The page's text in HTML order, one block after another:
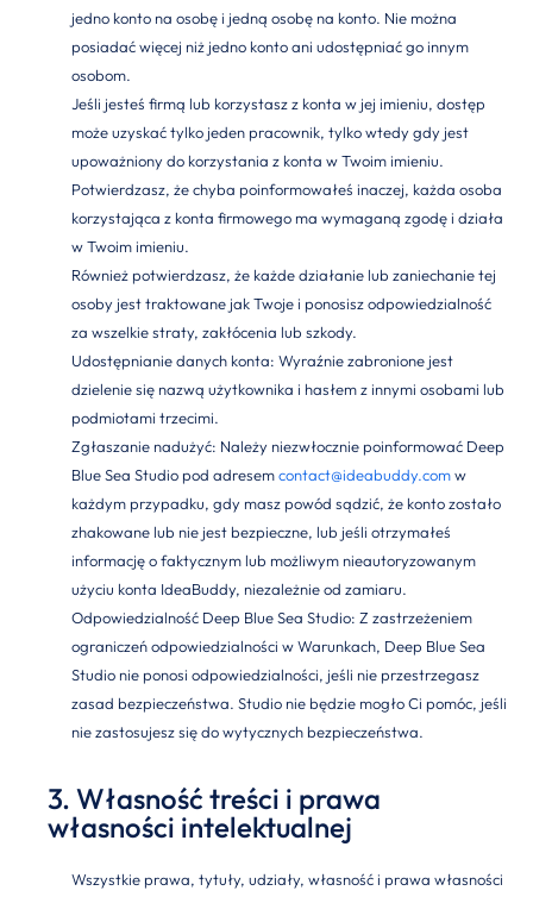
jedno konto na osobę i jedną osobę na konto. Nie można
posiadać więcej niż jedno konto ani udostępniać go innym
osobom.
Jeśli jesteś firmą lub korzystasz z konta w jej imieniu, dostęp
może uzyskać tylko jeden pracownik, tylko wtedy gdy jest
upoważniony do korzystania z konta w Twoim imieniu.
Potwierdzasz, że chyba poinformowałeś inaczej, każda osoba
korzystająca z konta firmowego ma wymaganą zgodę i działa
w Twoim imieniu.
Również potwierdzasz, że każde działanie lub zaniechanie tej
osoby jest traktowane jak Twoje i ponosisz odpowiedzialność
za wszelkie straty, zakłócenia lub szkody.
Udostępnianie danych konta: Wyraźnie zabronione jest
dzielenie się nazwą użytkownika i hasłem z innymi osobami lub
podmiotami trzecimi.
Zgłaszanie nadużyć: Należy niezwłocznie poinformować Deep
Blue Sea Studio pod adresemcontact@ideabuddy.comw
każdym przypadku, gdy masz powód sądzić, że konto zostało
zhakowane lub nie jest bezpieczne, lub jeśli otrzymałeś
informację o faktycznym lub możliwym nieautoryzowanym
użyciu konta IdeaBuddy, niezależnie od zamiaru.
Odpowiedzialność Deep Blue Sea Studio: Z zastrzeżeniem
ograniczeń odpowiedzialności w Warunkach, Deep Blue Sea
Studio nie ponosi odpowiedzialności, jeśli nie przestrzegasz
zasad bezpieczeństwa. Studio nie będzie mogło Ci pomóc, jeśli
nie zastosujesz się do wytycznych bezpieczeństwa.
3. Własność treści i prawa
własności intelektualnej
Wszystkie prawa, tytuły, udziały, własność i prawa własności